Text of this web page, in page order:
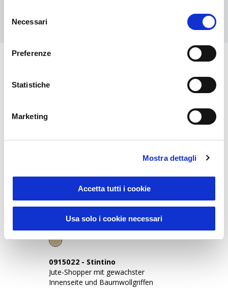
delNecessari
Preferenze
Statistiche
Marketing
Mostra dettagli
Accetta tutti i cookie
Usa solo i cookie necessari
Sustainable Living
0915022 - Stintino
Jute-Shopper mit gewachster
Innenseite und Baumwollgriffen